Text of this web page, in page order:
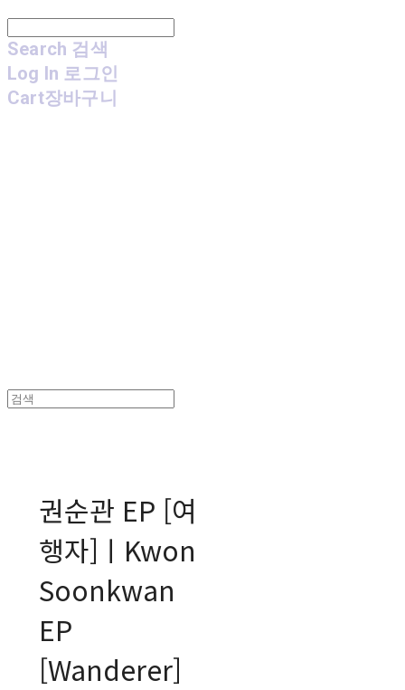
Search 검색
Log In 로그인
Cart장바구니
권순관 EP [여
행자]ㅣKwon
Soonkwan
EP
[Wanderer]